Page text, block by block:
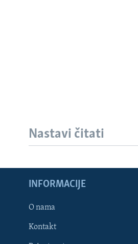
Learning English
Nastavi čitati
INFORMACIJE
O nama
Kontakt